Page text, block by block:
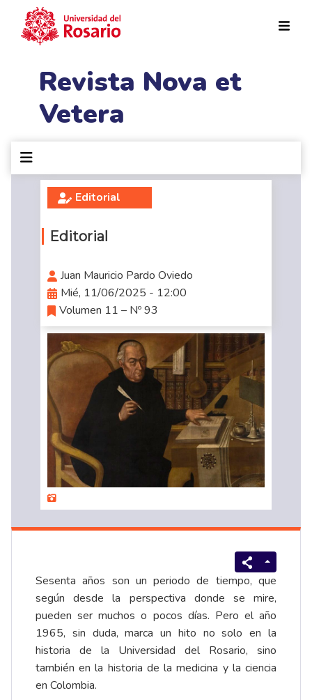
Revista Nova et
Vetera
Editorial
Editorial
Juan Mauricio Pardo Oviedo
Mié, 11/06/2025 - 12:00
Volumen 11 – Nº 93
Sesenta años son un periodo de tiempo, que
según desde la perspectiva donde se mire,
pueden ser muchos o pocos días. Pero el año
1965, sin duda, marca un hito no solo en la
historia de la Universidad del Rosario, sino
también en la historia de la medicina y la ciencia
en Colombia.